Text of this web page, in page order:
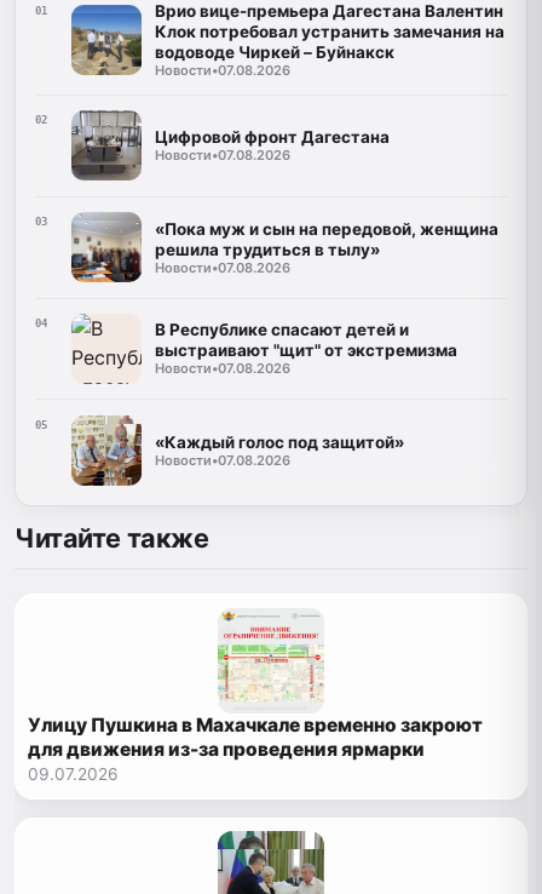
01
Врио вице-премьера Дагестана Валентин
Клок потребовал устранить замечания на
водоводе Чиркей – Буйнакск
Новости•07.08.2026
02
Цифровой фронт Дагестана
Новости•07.08.2026
03
«Пока муж и сын на передовой, женщина
решила трудиться в тылу»
Новости•07.08.2026
04
В Республике спасают детей и
выстраивают "щит" от экстремизма
Новости•07.08.2026
05
«Каждый голос под защитой»
Новости•07.08.2026
Читайте также
Улицу Пушкина в Махачкале временно закроют
для движения из-за проведения ярмарки
09.07.2026